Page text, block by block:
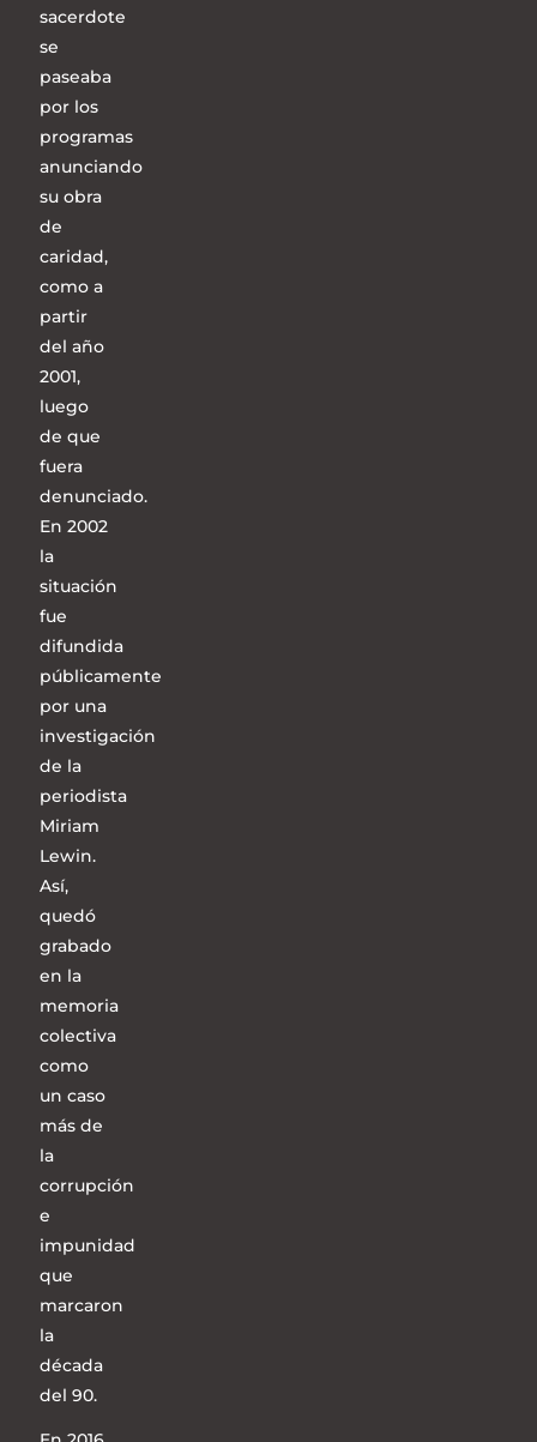
sacerdote
se
paseaba
por los
programas
anunciando
su obra
de
caridad,
como a
partir
del año
2001,
luego
de que
fuera
denunciado.
En 2002
la
situación
fue
difundida
públicamente
por una
investigación
de la
periodista
Miriam
Lewin.
Así,
quedó
grabado
en la
memoria
colectiva
como
un caso
más de
la
corrupción
e
impunidad
que
marcaron
la
década
del 90.